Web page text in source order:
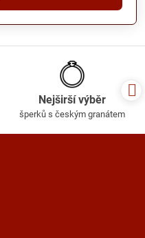
Nejširší výběr
šperků s českým granátem